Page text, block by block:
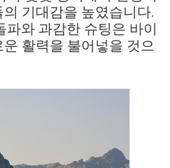
기대감을 높였습니다.
파와 과감한 슈팅은 바이
활력을 불어넣을 것으